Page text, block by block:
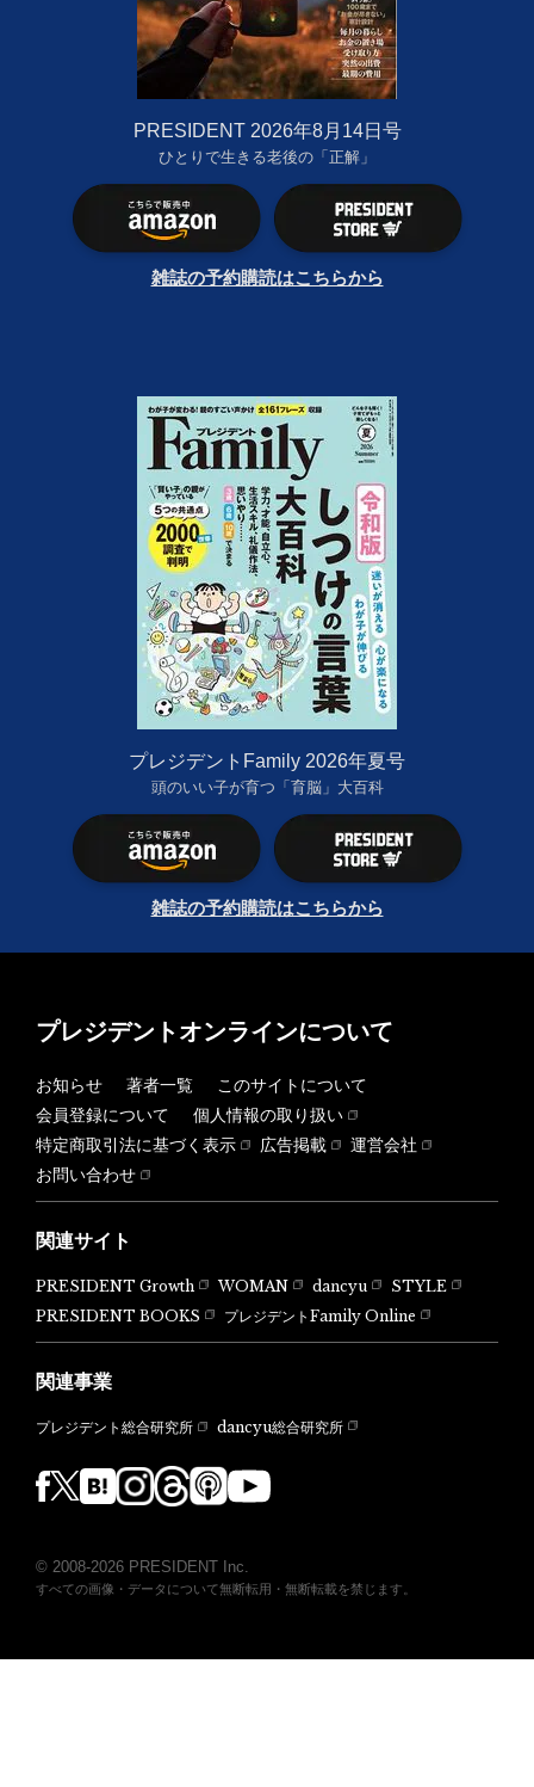
PRESIDENT 2026年8月14日号
ひとりで生きる老後の「正解」
雑誌の予約購読はこちらから
プレジデントFamily 2026年夏号
頭のいい子が育つ「育脳」大百科
雑誌の予約購読はこちらから
プレジデントオンラインについて
お知らせ 著者一覧
このサイトについて
会員登録について
個人情報の取り扱い
特定商取引法に基づく表示
広告掲載
運営会社
お問い合わせ
関連サイト
PRESIDENT Growth WOMAN dancyu
STYLE
PRESIDENT BOOKS
プレジデントFamily Online
関連事業
プレジデント総合研究所 dancyu総合研究所
© 2008-2026 PRESIDENT Inc.
すべての画像・データについて無断転用・無断転載を禁じます。